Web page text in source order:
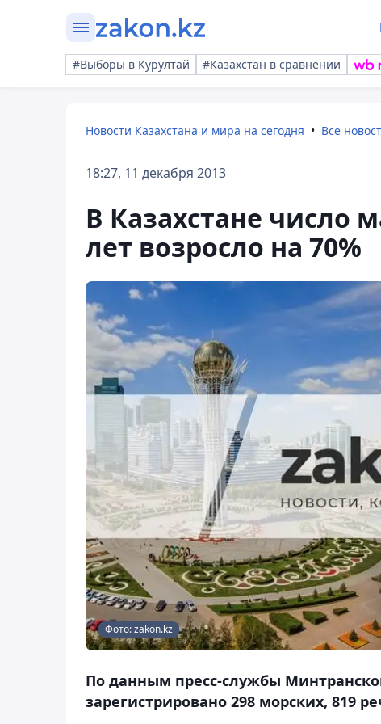
#Выборы в Курултай #Казахстан в сравнении
Новости Казахстана и мира на сегодня Все
18:27, 11 декабря 2013
В Казахстане число
лет возросло на 70%
Фото: zakon.kz
По данным пресс-службы
зарегистрировано 298 морских, 819